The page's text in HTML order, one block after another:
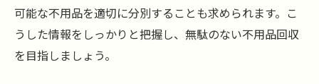
藤沢市でのトラブルを避ける業者選びのコ
ツ
見積もりの取り方と信頼できる業者の見極
可能な不用品を適切に分別することも求められます。こ
うした情報をしっかりと把握し、無駄のない不用品回収
を目指しましょう。